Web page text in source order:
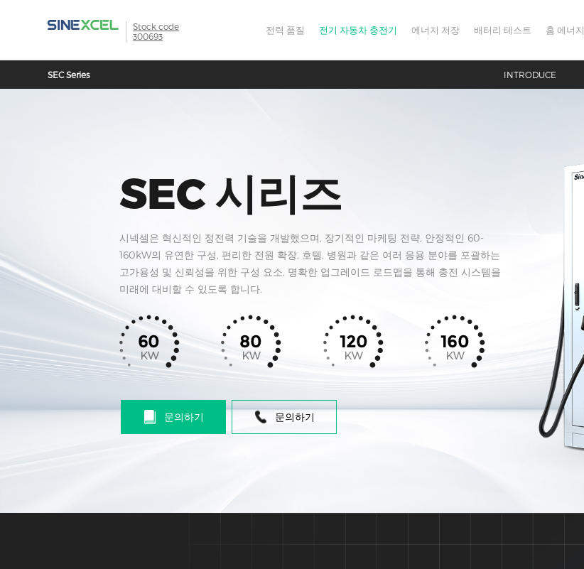
Stock code
300693
전력 품질 전기 자동차 충전기 에너지 저장 배터리 테스트 홈 에너지
SEC Series INTRODUCE
SEC 시리즈
시넥셀은 혁신적인 정전력 기술을 개발했으며, 장기적인 마케팅 전략, 안정적인 60-
160kW의 유연한 구성, 편리한 전원 확장, 호텔, 병원과 같은 여러 응용 분야를 포괄하는
고가용성 및 신뢰성을 위한 구성 요소, 명확한 업그레이드 로드맵을 통해 충전 시스템을
미래에 대비할 수 있도록 합니다.
문의하기 문의하기